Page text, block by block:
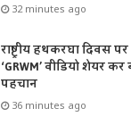
32 minutes ago
राष्ट्रीय हथकरघा दिवस
‘GRWM’ वीडियो शेयर
पहचान
36 minutes ago